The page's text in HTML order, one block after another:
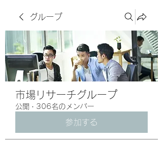
グループ
市場リサーチグループ
公開 · 306名のメンバー
参加する